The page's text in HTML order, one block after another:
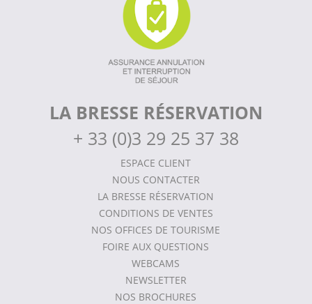
LA BRESSE RÉSERVATION
+ 33 (0)3 29 25 37 38
ESPACE CLIENT
NOUS CONTACTER
LA BRESSE RÉSERVATION
CONDITIONS DE VENTES
NOS OFFICES DE TOURISME
FOIRE AUX QUESTIONS
WEBCAMS
NEWSLETTER
NOS BROCHURES